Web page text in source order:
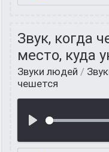
Звук, когда
место, куда
Звуки людей /
чешется